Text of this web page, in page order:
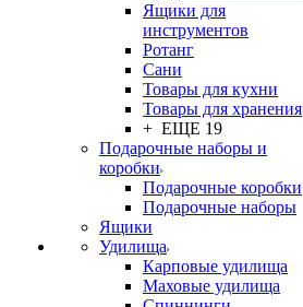
Ящики для
инструментов
Ротанг
Сани
Товары для кухни
Товары для хранения
+ ЕЩЕ 19
Подарочные наборы и
коробки
Подарочные коробки
Подарочные наборы
Ящики
Удилища
Карповые удилища
Маховые удилища